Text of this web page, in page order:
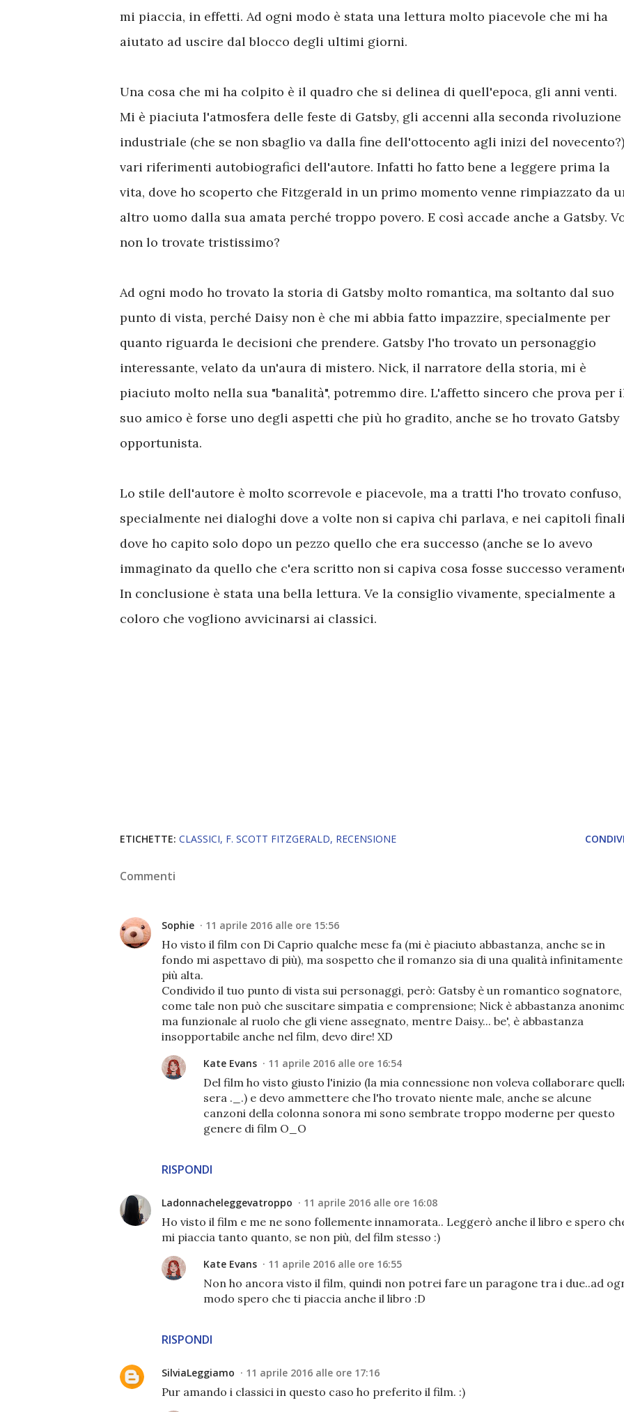
mi piaccia, in effetti. Ad ogni modo è stata una lettura molto piacevole che mi ha
aiutato ad uscire dal blocco degli ultimi giorni.
Una cosa che mi ha colpito è il quadro che si delinea di quell'epoca, gli anni venti.
Mi è piaciuta l'atmosfera delle feste di Gatsby, gli accenni alla seconda rivoluzione
industriale (che se non sbaglio va dalla fine dell'ottocento agli inizi del
vari riferimenti autobiografici dell'autore. Infatti ho fatto bene a leggere prima la
vita, dove ho scoperto che Fitzgerald in un primo momento venne rimpiazzato da
altro uomo dalla sua amata perché troppo povero. E così accade anche a Gatsby.
non lo trovate tristissimo?
Ad ogni modo ho trovato la storia di Gatsby molto romantica, ma soltanto dal suo
punto di vista, perché Daisy non è che mi abbia fatto impazzire, specialmente per
quanto riguarda le decisioni che prendere. Gatsby l'ho trovato un personaggio
interessante, velato da un'aura di mistero. Nick, il narratore della storia, mi è
piaciuto molto nella sua "banalità", potremmo dire. L'affetto sincero che prova per
suo amico è forse uno degli aspetti che più ho gradito, anche se ho trovato Gatsby
opportunista.
Lo stile dell'autore è molto scorrevole e piacevole, ma a tratti l'ho trovato confuso,
specialmente nei dialoghi dove a volte non si capiva chi parlava, e nei capitoli
dove ho capito solo dopo un pezzo quello che era successo (anche se lo avevo
immaginato da quello che c'era scritto non si capiva cosa fosse successo
In conclusione è stata una bella lettura. Ve la consiglio vivamente, specialmente a
coloro che vogliono avvicinarsi ai classici.
ETICHETTE: CLASSICI F. SCOTT FITZGERALD RECENSIONE
Commenti
Sophie 11 aprile 2016 alle ore 15:56
Ho visto il film con Di Caprio qualche mese fa (mi è piaciuto abbastanza, anche se in
fondo mi aspettavo di più), ma sospetto che il romanzo sia di una qualità infinitamente
più alta.
Condivido il tuo punto di vista sui personaggi, però: Gatsby è un romantico sognatore,
come tale non può che suscitare simpatia e comprensione; Nick è abbastanza
ma funzionale al ruolo che gli viene assegnato, mentre Daisy... be', è abbastanza
insopportabile anche nel film, devo dire! XD
RISPONDI
Kate Evans 11 aprile 2016 alle ore 16:54
Del film ho visto giusto l'inizio (la mia connessione non voleva collaborare
sera ._.) e devo ammettere che l'ho trovato niente male, anche se alcune
canzoni della colonna sonora mi sono sembrate troppo moderne per questo
genere di film O_O
Ladonnacheleggevatroppo 11 aprile 2016 alle ore 16:08
Ho visto il film e me ne sono follemente innamorata.. Leggerò anche il libro e spero
mi piaccia tanto quanto, se non più, del film stesso :)
RISPONDI
Kate Evans 11 aprile 2016 alle ore 16:55
Non ho ancora visto il film, quindi non potrei fare un paragone tra i due..ad
modo spero che ti piaccia anche il libro :D
SilviaLeggiamo 11 aprile 2016 alle ore 17:16
Pur amando i classici in questo caso ho preferito il film. :)